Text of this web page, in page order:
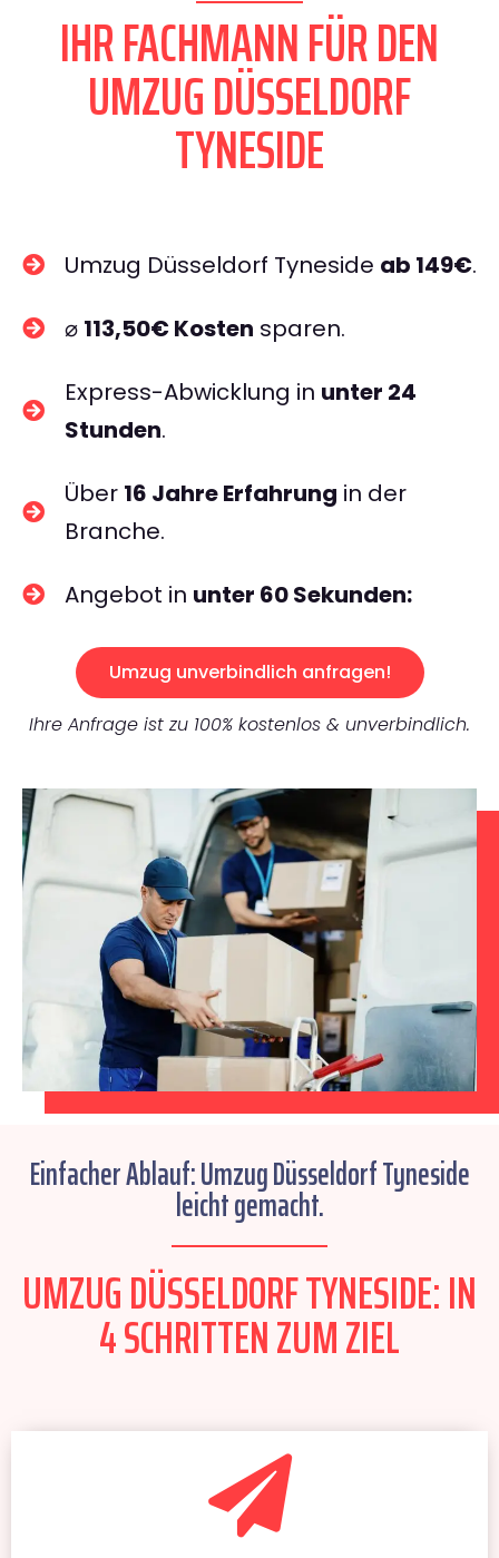
IHR FACHMANN FÜR DEN
UMZUG DÜSSELDORF
TYNESIDE
Umzug Düsseldorf Tyneside ab 149€.
⌀ 113,50€ Kosten sparen.
Express-Abwicklung in unter 24
Stunden.
Über 16 Jahre Erfahrung in der
Branche.
Angebot in unter 60 Sekunden:
Umzug unverbindlich anfragen!
Ihre Anfrage ist zu 100% kostenlos & unverbindlich.
Einfacher Ablauf: Umzug Düsseldorf Tyneside
leicht gemacht.
UMZUG DÜSSELDORF TYNESIDE: IN
4 SCHRITTEN ZUM ZIEL